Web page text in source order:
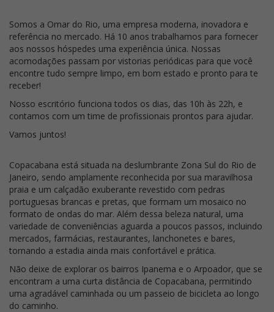
Somos a Omar do Rio, uma empresa moderna, inovadora e
referência no mercado. Há 10 anos trabalhamos para fornecer
aos nossos hóspedes uma experiência única. Nossas
acomodações passam por vistorias periódicas para que você
encontre tudo sempre limpo, em bom estado e pronto para te
receber!
Nosso escritório funciona todos os dias, das 10h às 22h, e
contamos com um time de profissionais prontos para ajudar.
Vamos juntos!
Copacabana está situada na deslumbrante Zona Sul do Rio de
Janeiro, sendo amplamente reconhecida por sua maravilhosa
praia e um calçadão exuberante revestido com pedras
portuguesas brancas e pretas, que formam um mosaico no
formato de ondas do mar. Além dessa beleza natural, uma
variedade de conveniências aguarda a poucos passos, incluindo
mercados, farmácias, restaurantes, lanchonetes e bares,
tornando a estadia ainda mais confortável e prática.
Não deixe de explorar os bairros Ipanema e o Arpoador, que se
encontram a uma curta distância de Copacabana, permitindo
uma agradável caminhada ou um passeio de bicicleta ao longo
do caminho.